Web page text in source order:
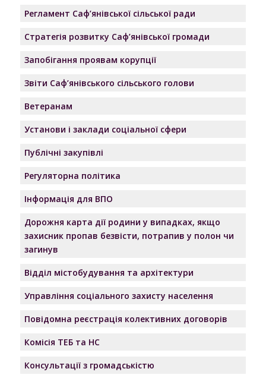
Регламент Саф’янівської сільської ради
Стратегія розвитку Саф’янівської громади
Запобігання проявам корупції
Звіти Саф’янівського сільського голови
Ветеранам
Установи і заклади соціальної сфери
Публічні закупівлі
Регуляторна політика
Інформація для ВПО
Дорожня карта дії родини у випадках, якщо
захисник пропав безвісти, потрапив у полон чи
загинув
Відділ містобудування та архітектури
Управління соціального захисту населення
Повідомна реєстрація колективних договорів
Комісія ТЕБ та НС
Консультації з громадськістю